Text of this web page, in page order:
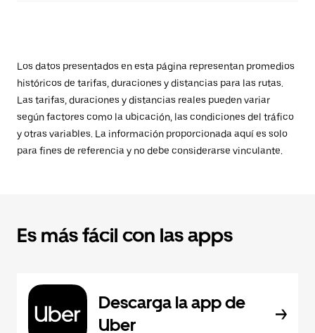
Los datos presentados en esta página representan promedios
históricos de tarifas, duraciones y distancias para las rutas.
Las tarifas, duraciones y distancias reales pueden variar
según factores como la ubicación, las condiciones del tráfico
y otras variables. La información proporcionada aquí es solo
para fines de referencia y no debe considerarse vinculante.
Es más fácil con las apps
Descarga la app de
Uber